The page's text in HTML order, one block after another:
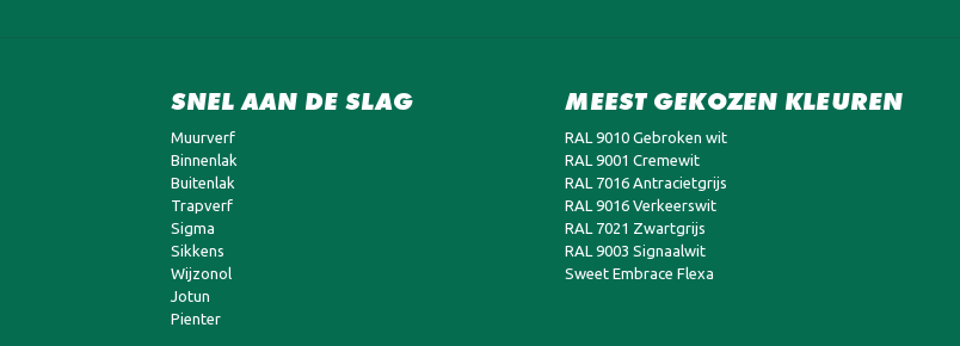
SNEL AAN DE SLAG
Muurverf
Binnenlak
Buitenlak
Trapverf
Sigma
Sikkens
Wijzonol
Jotun
Pienter
MEEST GEKOZEN KLEUREN
RAL 9010 Gebroken wit
RAL 9001 Cremewit
RAL 7016 Antracietgrijs
RAL 9016 Verkeerswit
RAL 7021 Zwartgrijs
RAL 9003 Signaalwit
Sweet Embrace Flexa